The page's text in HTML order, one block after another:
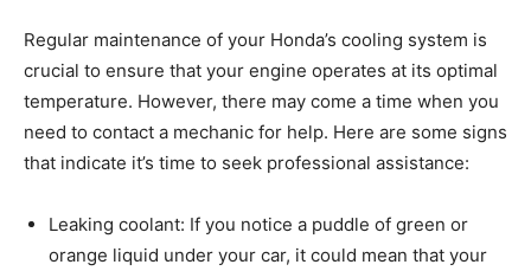
Regular maintenance ​of your ⁢Honda’s cooling system is
⁢crucial to ensure that ‌your engine operates​ at its optimal
temperature. However, ‌there ‌may come ‍a time when you​
need to contact a mechanic for help. Here are some signs
that indicate it’s ⁣time ⁤to seek ‍professional assistance:
Leaking ‌coolant: If you notice ‍a⁣ puddle‌ of ‌green ⁢or
orange liquid under​ your car, it could⁤ mean that‍ your